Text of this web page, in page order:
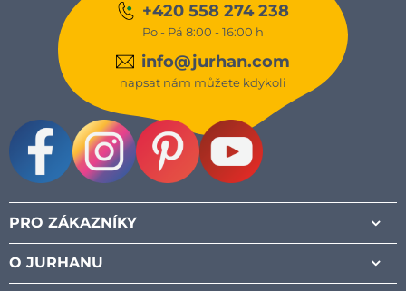
+420 558 274 238
Po - Pá 8:00 - 16:00 h
info@jurhan.com
napsat nám můžete kdykoli
PRO ZÁKAZNÍKY
O JURHANU